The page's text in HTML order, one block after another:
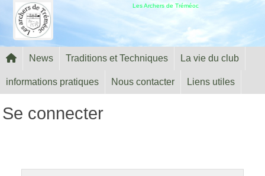
Les Archers de Tréméoc
News Traditions et Techniques La vie du club
informations pratiques Nous contacter Liens utiles
Se connecter
Panneau de gestion des cookies